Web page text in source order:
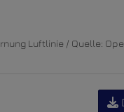
Luftlinie / Quelle: